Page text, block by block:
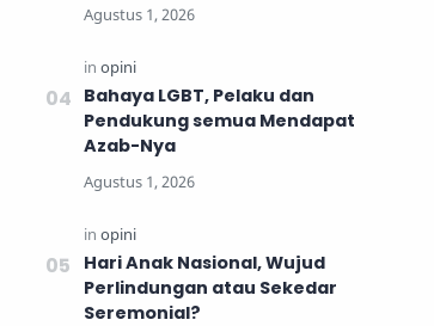
Bahaya LGBT, Pelaku dan
Pendukung semua Mendapat
Azab-Nya
Hari Anak Nasional, Wujud
Perlindungan atau Sekedar
Seremonial?